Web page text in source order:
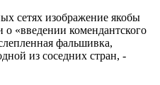
сетях изображение якобы
«введении комендантского
фальшивка,
из соседних стран, -